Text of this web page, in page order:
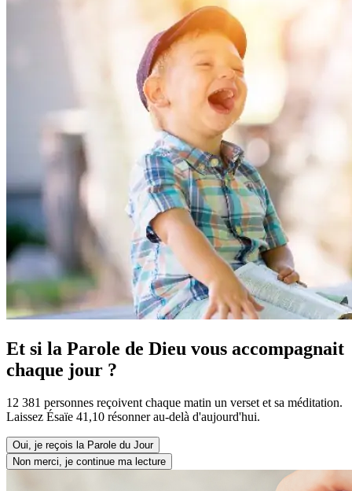
Et si la Parole de Dieu vous accompagnait
chaque jour ?
12 381 personnes reçoivent chaque matin un verset et sa méditation.
Laissez Ésaïe 41,10 résonner au-delà d'aujourd'hui.
Oui, je reçois la Parole du Jour
Non merci, je continue ma lecture